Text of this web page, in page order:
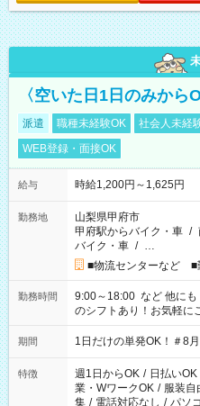
〈空いた日1日のみか
派遣 職種未経験OK 社会人未経
WEB登録・面接OK
給与 時給1,200円～1,625円
勤務地
山梨県甲府市
甲府駅からバイク・車 /
バイク・車 / …
■物流センターなど ■
勤務時間
9:00～18:00 など 他にも ▼10:00～19:00 ▼18:00～21:00 など
のシフトあり！お気軽に
期間 1日だけの単発OK！＃8
特徴 週1日からOK / 日払いOK
業・WワークOK / 服装自
集 / 電話対応なし / パソ